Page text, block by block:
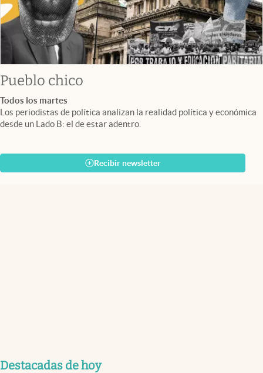
Pueblo chico
Todos los martes
Los periodistas de política analizan la realidad política y económica
desde un Lado B: el de estar adentro.
Recibir newsletter
Destacadas de hoy